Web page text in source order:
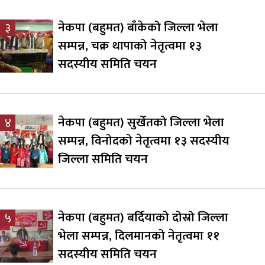
३
नेकपा (बहुमत) बाँकेको जिल्ला भेला
सम्पन्न, चक्र थापाको नेतृत्वमा १३
सदस्यीय समिति चयन
४
नेकपा (बहुमत) सुर्खेतको जिल्ला भेला
सम्पन्न, विनोदको नेतृत्वमा १३ सदस्यीय
जिल्ला समिति चयन
५
नेकपा (बहुमत) बर्दियाको दोस्रो जिल्ला
भेला सम्पन्न, दिलमानको नेतृत्वमा ११
सदस्यीय समिति चयन